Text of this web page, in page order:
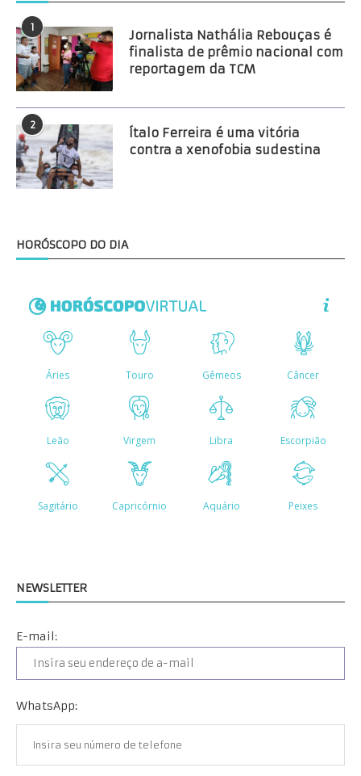
1
Jornalista Nathália Rebouças é
finalista de prêmio nacional com
reportagem da TCM
2
Ítalo Ferreira é uma vitória
contra a xenofobia sudestina
HORÓSCOPO DO DIA
NEWSLETTER
E-mail:
WhatsApp: